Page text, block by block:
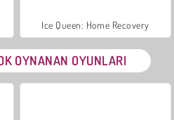
Ice Queen: Home Recovery
OYNANAN OYUNLARI